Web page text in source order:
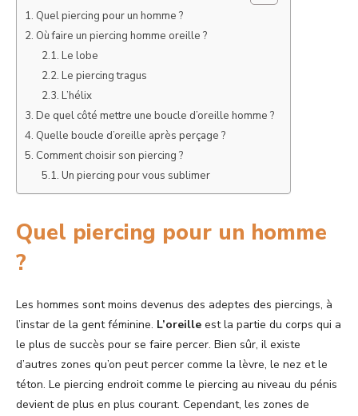
Quel piercing pour un homme ?
Où faire un piercing homme oreille ?
Le lobe
Le piercing tragus
L’hélix
De quel côté mettre une boucle d’oreille homme ?
Quelle boucle d’oreille après perçage ?
Comment choisir son piercing ?
Un piercing pour vous sublimer
Quel piercing pour un homme
?
Les hommes sont moins devenus des adeptes des piercings, à
l’instar de la gent féminine. L’oreille est la partie du corps qui a
le plus de succès pour se faire percer. Bien sûr, il existe
d’autres zones qu’on peut percer comme la lèvre, le nez et le
téton. Le piercing endroit comme le piercing au niveau du pénis
devient de plus en plus courant. Cependant, les zones de